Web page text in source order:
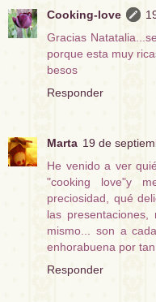
Cooking-love
Gracias
porque esta muy
besos
Responder
Marta 19 de
He venido a ver
"cooking love"y
preciosidad, qué
las
mismo... son a
enhorabuena por
Responder